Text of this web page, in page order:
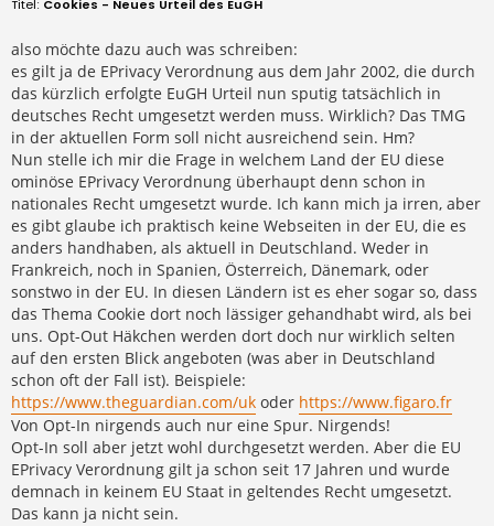
r
a
g
Cookies - Neues Urteil des EuGH
also möchte dazu auch was schreiben:
es gilt ja de EPrivacy Verordnung aus dem Jahr 2002, die durch
das kürzlich erfolgte EuGH Urteil nun sputig tatsächlich in
deutsches Recht umgesetzt werden muss. Wirklich? Das TMG
in der aktuellen Form soll nicht ausreichend sein. Hm?
Nun stelle ich mir die Frage in welchem Land der EU diese
ominöse EPrivacy Verordnung überhaupt denn schon in
nationales Recht umgesetzt wurde. Ich kann mich ja irren, aber
es gibt glaube ich praktisch keine Webseiten in der EU, die es
anders handhaben, als aktuell in Deutschland. Weder in
Frankreich, noch in Spanien, Österreich, Dänemark, oder
sonstwo in der EU. In diesen Ländern ist es eher sogar so, dass
das Thema Cookie dort noch lässiger gehandhabt wird, als bei
uns. Opt-Out Häkchen werden dort doch nur wirklich selten
auf den ersten Blick angeboten (was aber in Deutschland
schon oft der Fall ist). Beispiele:
https://www.theguardian.com/uk oder https://www.figaro.fr
Von Opt-In nirgends auch nur eine Spur. Nirgends!
Opt-In soll aber jetzt wohl durchgesetzt werden. Aber die EU
EPrivacy Verordnung gilt ja schon seit 17 Jahren und wurde
demnach in keinem EU Staat in geltendes Recht umgesetzt.
Das kann ja nicht sein.